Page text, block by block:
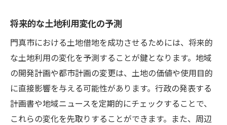
将来的な土地利用変化の予測
門真市における土地借地を成功させるためには、将来的
な土地利用の変化を予測することが鍵となります。地域
の開発計画や都市計画の変更は、土地の価値や使用目的
に直接影響を与える可能性があります。行政の発表する
計画書や地域ニュースを定期的にチェックすることで、
これらの変化を先取りすることができます。また、周辺